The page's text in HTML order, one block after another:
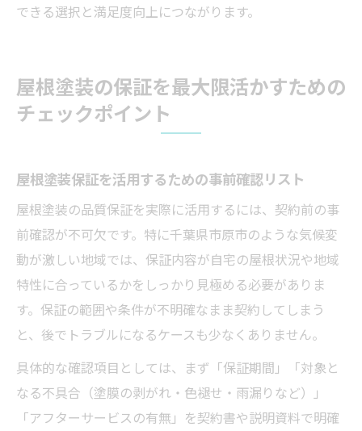
できる選択と満足度向上につながります。
屋根塗装の保証を最大限活かすための
チェックポイント
屋根塗装保証を活用するための事前確認リスト
屋根塗装の品質保証を実際に活用するには、契約前の事
前確認が不可欠です。特に千葉県市原市のような気候変
動が激しい地域では、保証内容が自宅の屋根状況や地域
特性に合っているかをしっかり見極める必要がありま
す。保証の範囲や条件が不明確なまま契約してしまう
と、後でトラブルになるケースも少なくありません。
具体的な確認項目としては、まず「保証期間」「対象と
なる不具合（塗膜の剥がれ・色褪せ・雨漏りなど）」
「アフターサービスの有無」を契約書や説明資料で明確